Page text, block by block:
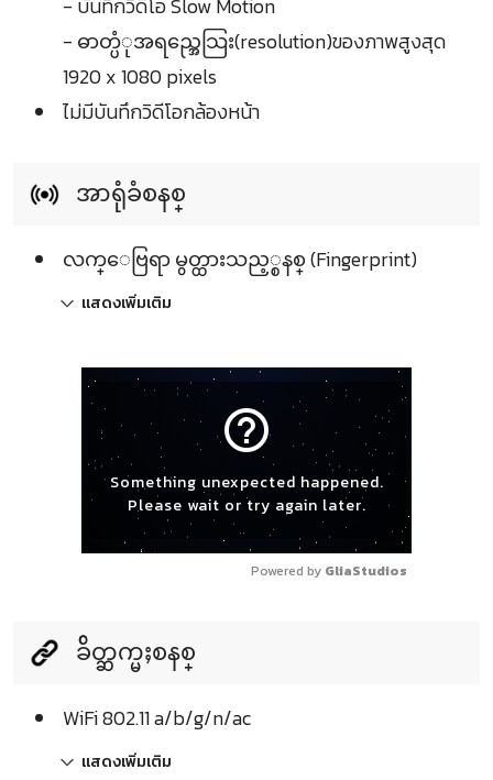
- บันทึกวิดีโอ Slow Motion
- ဓာတ္ပံုအရည္အေသြး(resolution)ของภาพสูงสุด
1920 x 1080 pixels
ไม่มีบันทึกวิดีโอกล้องหน้า
အာရုံခံစနစ္
လက္ေဗြရာ မွတ္ထားသည့္စနစ္ (Fingerprint)
แสดงเพิ่มเติม
help_outline
Something unexpected happened.
Please wait or try again later.
Powered by GliaStudios
ခ်ိတ္ဆက္မႈစနစ္
WiFi 802.11 a/b/g/n/ac
แสดงเพิ่มเติม